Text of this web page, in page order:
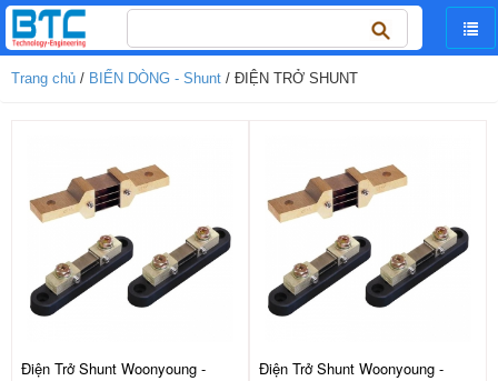
Tìm
kiếm
cho:
Trang chủ / BIẾN DÒNG - Shunt / ĐIỆN TRỞ SHUNT
Điện Trở Shunt Woonyoung -
Điện Trở Shunt Woonyoung -